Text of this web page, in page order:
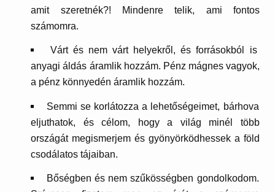
amit szeretnék?! Mindenre telik, ami fontos
számomra.
Várt és nem várt helyekről, és forrásokból is
anyagi áldás áramlik hozzám. Pénz mágnes vagyok,
a pénz könnyedén áramlik hozzám.
Semmi se korlátozza a lehetőségeimet, bárhova
eljuthatok, és célom, hogy a világ minél több
országát megismerjem és gyönyörködhessek a föld
csodálatos tájaiban.
Bőségben és nem szűkösségben gondolkodom.